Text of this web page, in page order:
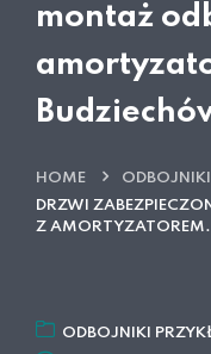
montaż
HOME
DRZWI
Z AMORTYZATOREM.
ODBOJNIKI